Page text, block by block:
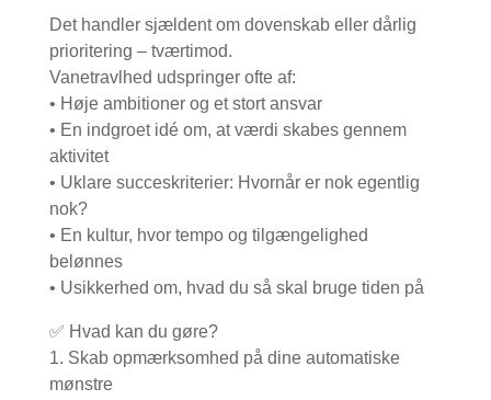
Det handler sjældent om dovenskab eller dårlig
prioritering – tværtimod.
Vanetravlhed udspringer ofte af:
• Høje ambitioner og et stort ansvar
• En indgroet idé om, at værdi skabes gennem
aktivitet
• Uklare succeskriterier: Hvornår er nok egentlig
nok?
• En kultur, hvor tempo og tilgængelighed
belønnes
• Usikkerhed om, hvad du så skal bruge tiden på
✅ Hvad kan du gøre?
1. Skab opmærksomhed på dine automatiske
mønstre